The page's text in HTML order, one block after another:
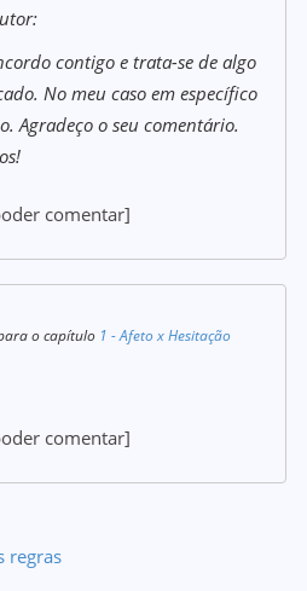
contigo e trata-se de algo
No meu caso em específico
Agradeço o seu comentário.
comentar]
o capítulo 1 - Afeto x Hesitação
comentar]
regras